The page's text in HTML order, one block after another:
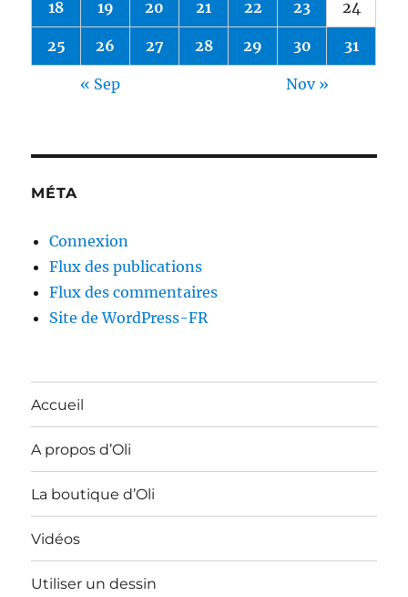
18 19 20 21 22 23 24
25 26 27 28 29 30 31
« Sep Nov »
MÉTA
Connexion
Flux des publications
Flux des commentaires
Site de WordPress-FR
Accueil
A propos d’Oli
La boutique d’Oli
Vidéos
Utiliser un dessin